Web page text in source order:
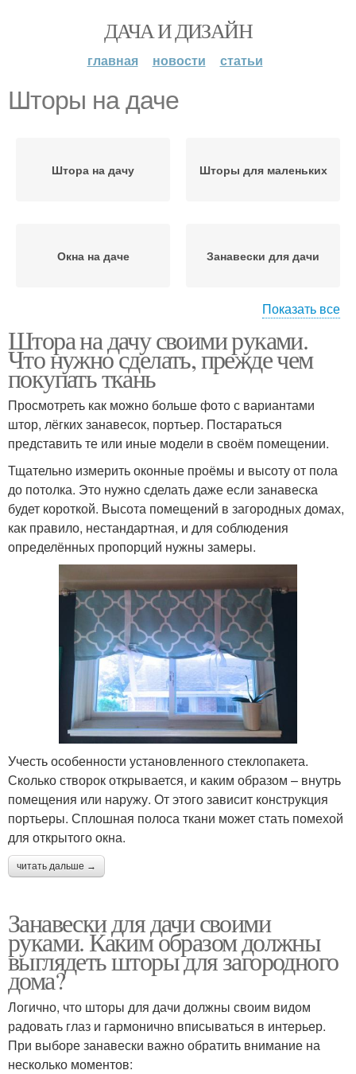
ДАЧА И ДИЗАЙН
главная новости статьи
Шторы на даче
Штора на дачу Шторы для маленьких
Окна на даче Занавески для дачи
стилях
Шторы для дачи
Показать все
Штора на дачу своими руками.
Что нужно сделать, прежде чем
покупать ткань
Просмотреть как можно больше фото с вариантами
штор, лёгких занавесок, портьер. Постараться
представить те или иные модели в своём помещении.
Тщательно измерить оконные проёмы и высоту от пола
до потолка. Это нужно сделать даже если занавеска
будет короткой. Высота помещений в загородных домах,
как правило, нестандартная, и для соблюдения
определённых пропорций нужны замеры.
Учесть особенности установленного стеклопакета.
Сколько створок открывается, и каким образом – внутрь
помещения или наружу. От этого зависит конструкция
портьеры. Сплошная полоса ткани может стать помехой
для открытого окна.
читать дальше →
Занавески для дачи своими
руками. Каким образом должны
выглядеть шторы для загородного
дома?
Логично, что шторы для дачи должны своим видом
радовать глаз и гармонично вписываться в интерьер.
При выборе занавески важно обратить внимание на
несколько моментов: